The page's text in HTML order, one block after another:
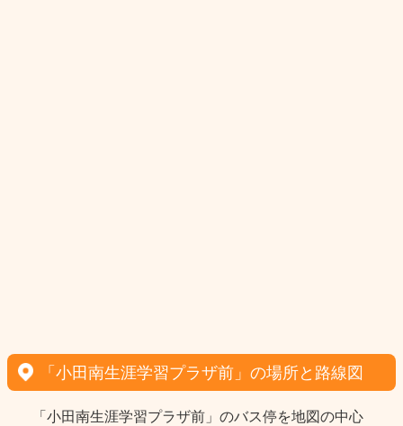
「小田南生涯学習プラザ前」の場所と路線図
「小田南生涯学習プラザ前」のバス停を地図の中心